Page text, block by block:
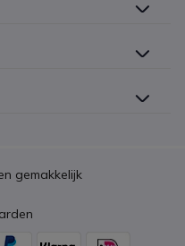
gemakkelijk